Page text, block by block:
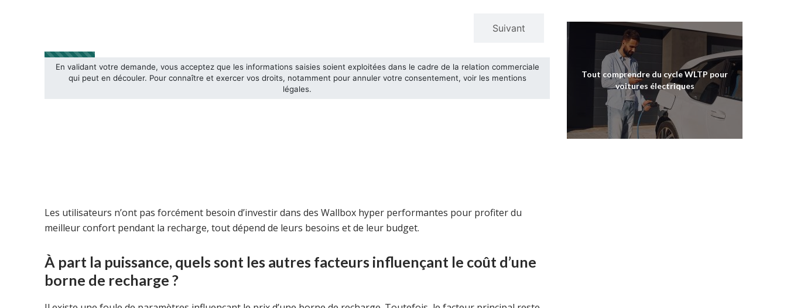
Les utilisateurs n’ont pas forcément besoin d’investir dans des Wallbox hyper performantes pour profiter du
meilleur confort pendant la recharge, tout dépend de leurs besoins et de leur budget.
À part la puissance, quels sont les autres facteurs influençant le coût d’une
borne de recharge ?
Tout comprendre du cycle WLTP pour
voitures électriques